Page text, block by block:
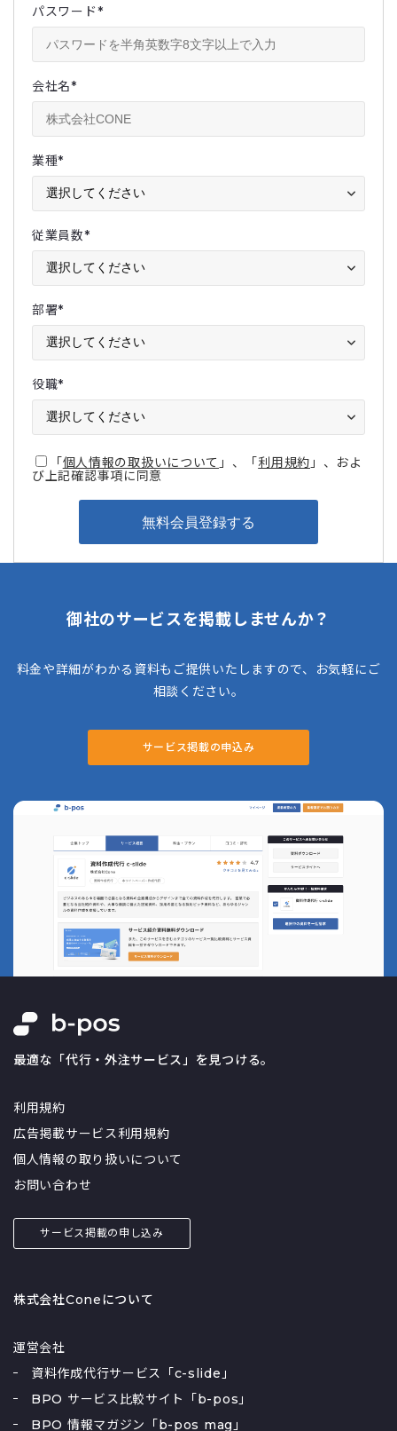
パスワード*
会社名*
業種*
従業員数*
部署*
役職*
「個人情報の取扱いについて 」、「利用規約 」、およ
び上記確認事項に同意
御社のサービスを掲載しませんか？
料金や詳細がわかる資料もご提供いたしますので、お気軽にご
相談ください。
サービス掲載の申込み
最適な「代行・外注サービス」を見つける。
利用規約
広告掲載サービス利用規約
個人情報の取り扱いについて
お問い合わせ
サービス掲載の申し込み
株式会社Coneについて
運営会社
資料作成代行サービス「c-slide」
BPO サービス比較サイト「b-pos」
BPO 情報マガジン「b-pos mag」